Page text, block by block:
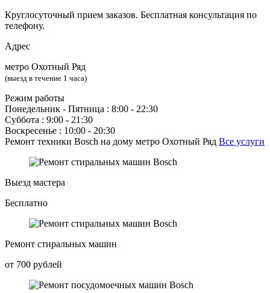
Круглосуточный прием заказов. Бесплатная консультация по
телефону.
Адрес
метро Охотный Ряд
(выезд в течение 1 часа)
Режим работы
Понедельник ‐ Пятница : 8:00 - 22:30
Суббота : 9:00 - 21:30
Воскресенье : 10:00 - 20:30
Ремонт техники Bosch на дому метро Охотный Ряд Все услуги
Выезд мастера
Бесплатно
Ремонт стиральных машин
от 700 рублей